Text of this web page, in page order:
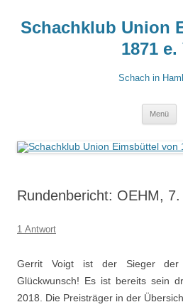
springen
Schachklub Union
1871 e.
Schach in
Menü
Rundenbericht: OEHM,
1 Antwort
Gerrit Voigt ist der Sieger der
Glückwunsch! Es ist bereits sein
2018. Die Preisträger in der